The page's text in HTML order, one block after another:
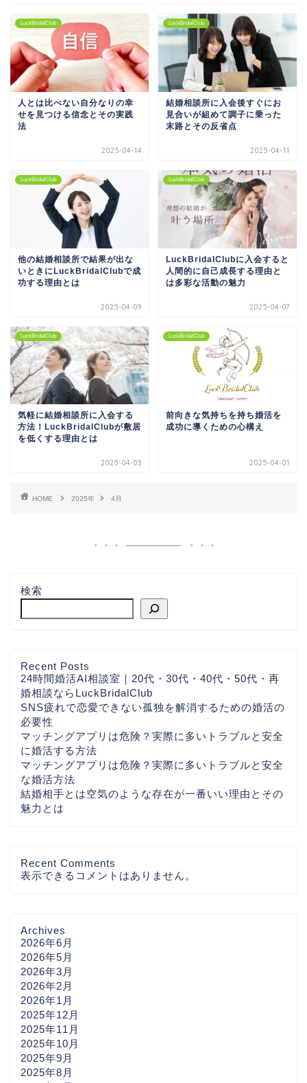
LuckBridalClub
人とは比べない自分なりの幸
せを見つける信念とその実践
法
2025-04-14
LuckBridalClub
結婚相談所に入会後すぐにお
見合いが組めて調子に乗った
末路とその反省点
2025-04-11
LuckBridalClub
他の結婚相談所で結果が出な
いときにLuckBridalClubで成
功する理由とは
2025-04-09
LuckBridalClub
LuckBridalClubに入会すると
人間的に自己成長する理由と
は多彩な活動の魅力
2025-04-07
LuckBridalClub
気軽に結婚相談所に入会する
方法！LuckBridalClubが敷居
を低くする理由とは
2025-04-03
LuckBridalClub
前向きな気持ちを持ち婚活を
成功に導くための心構え
2025-04-01
HOME 2025年 4月
検索
Recent Posts
24時間婚活AI相談室｜20代・30代・40代・50代・再
婚相談ならLuckBridalClub
SNS疲れで恋愛できない孤独を解消するための婚活の
必要性
マッチングアプリは危険？実際に多いトラブルと安全
に婚活する方法
マッチングアプリは危険？実際に多いトラブルと安全
な婚活方法
結婚相手とは空気のような存在が一番いい理由とその
魅力とは
Recent Comments
表示できるコメントはありません。
Archives
2026年6月
2026年5月
2026年3月
2026年2月
2026年1月
2025年12月
2025年11月
2025年10月
2025年9月
2025年8月